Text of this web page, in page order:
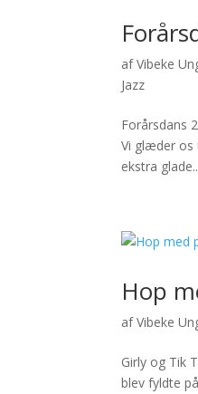
afVibeke
Jazz
Forårsdans
Vi glæder os
ekstra
Hop
afVibeke
Girly og Tik
blev fyldte